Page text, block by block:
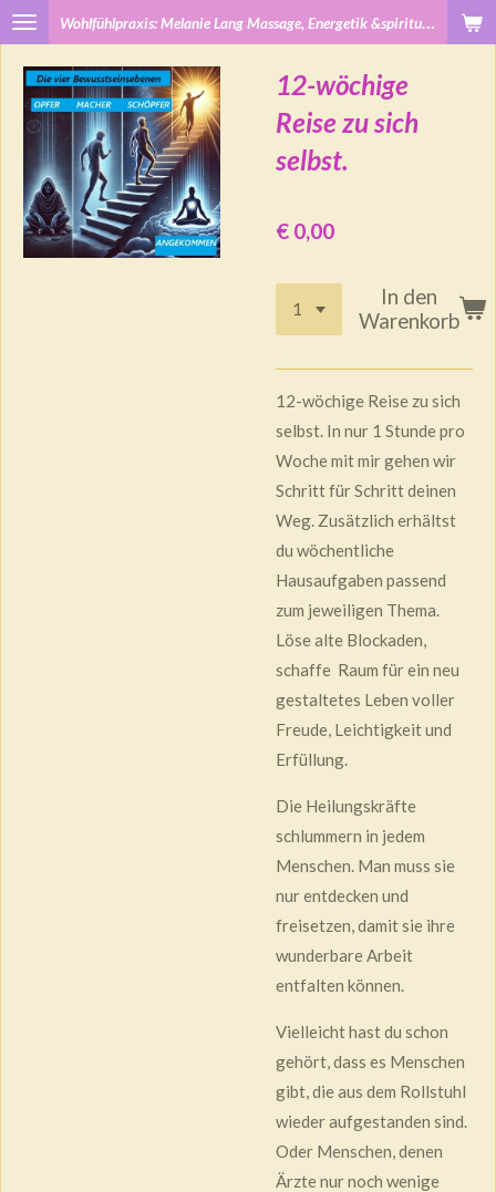
Zum
springen
W
ohlfühlpraxis: Melanie Lang Massage, Energetik &spirituelle Treffen
12-wöchige
Reise zu sich
selbst.
€ 0,00
In den
Warenkorb
12-wöchige Reise zu sich
selbst. In nur 1 Stunde pro
Woche mit mir gehen wir
Schritt für Schritt deinen
Weg. Zusätzlich erhältst
du wöchentliche
Hausaufgaben passend
zum jeweiligen Thema.
Löse alte Blockaden,
schaffe Raum für ein neu
gestaltetes Leben voller
Freude, Leichtigkeit und
Erfüllung.
Die Heilungskräfte
schlummern in jedem
Menschen. Man muss sie
nur entdecken und
freisetzen, damit sie ihre
wunderbare Arbeit
entfalten können.
Vielleicht hast du schon
gehört, dass es Menschen
gibt, die aus dem Rollstuhl
wieder aufgestanden sind.
Oder Menschen, denen
Ärzte nur noch wenige